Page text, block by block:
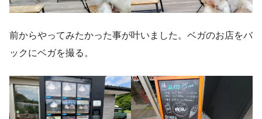
前からやってみたかった事が叶いました。ベガのお店をバ
ックにベガを撮る。